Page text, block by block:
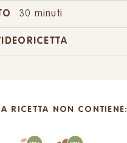
30 minuti
RICETTA NON CONTIENE: